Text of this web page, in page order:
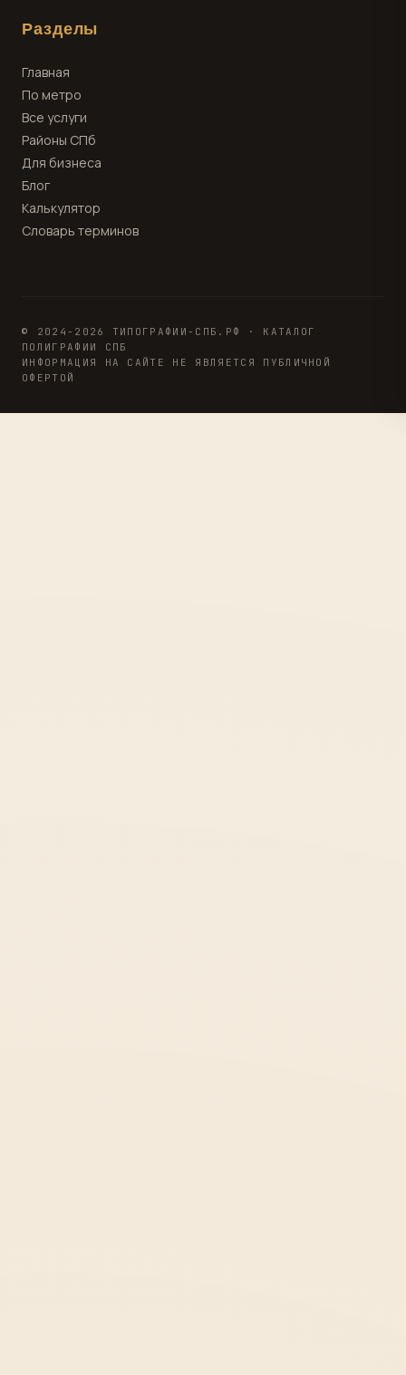
Разделы
Главная
По метро
Все услуги
Районы СПб
Для бизнеса
Блог
Калькулятор
Словарь терминов
© 2024-2026 ТИПОГРАФИИ-СПБ.РФ · КАТАЛОГ
ПОЛИГРАФИИ СПБ
ИНФОРМАЦИЯ НА САЙТЕ НЕ ЯВЛЯЕТСЯ ПУБЛИЧНОЙ
ОФЕРТОЙ